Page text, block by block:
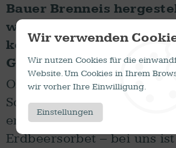
Wir verwenden
Wir nutzen Cookies für die
Website. Um Cookies in Ihrem
wir vorher Ihre Einwilligung.
Einstellungen
Bauer Brenneis
wir eine vielfältige
köstlichen Eissorten an,
Genießer begeistern.
Ob klassisches Vanille- oder
Schokoladeneis,
erfrischendes Mango-
Erdbeersorbet – bei uns